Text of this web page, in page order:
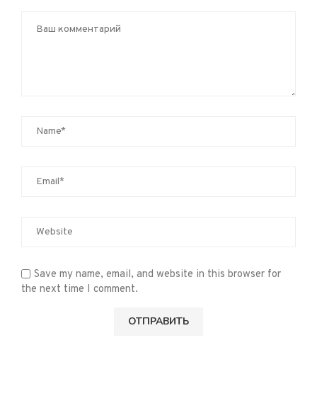
Save my name, email, and website in this browser for
the next time I comment.